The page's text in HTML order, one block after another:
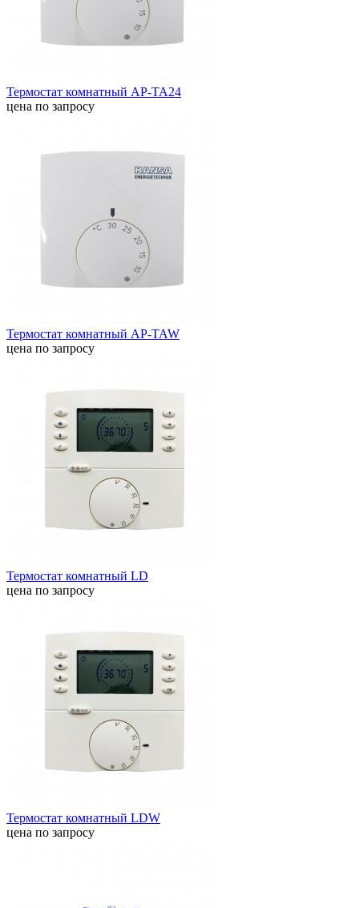
Термостат комнатный AP-TA24
цена по запросу
Термостат комнатный AP-TAW
цена по запросу
Термостат комнатный LD
цена по запросу
Термостат комнатный LDW
цена по запросу